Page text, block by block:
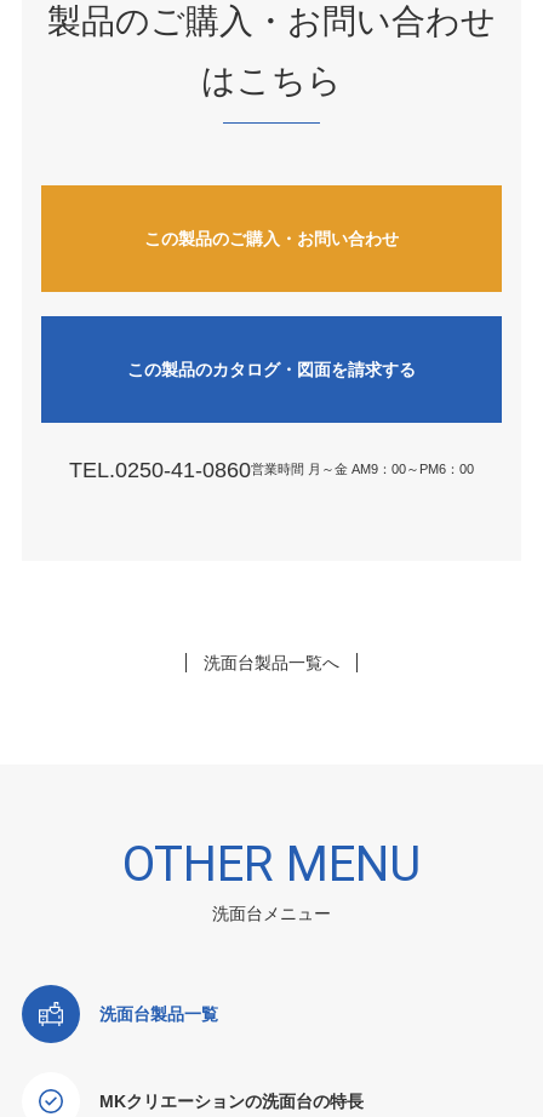
製品のご購入・お問い合わせ
はこちら
この製品のご購入・お問い合わせ
この製品のカタログ・図面を請求する
TEL.0250-41-0860営業時間 月～金 AM9：00～PM6：00
洗面台製品一覧へ
OTHER MENU
洗面台メニュー
洗面台製品一覧
MKクリエーションの洗面台の特長